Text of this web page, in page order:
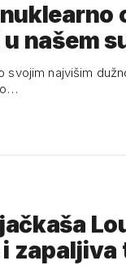
u našem
svojim najvišim
o…